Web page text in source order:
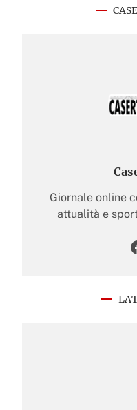
Giornale online
attualità e
Facebook